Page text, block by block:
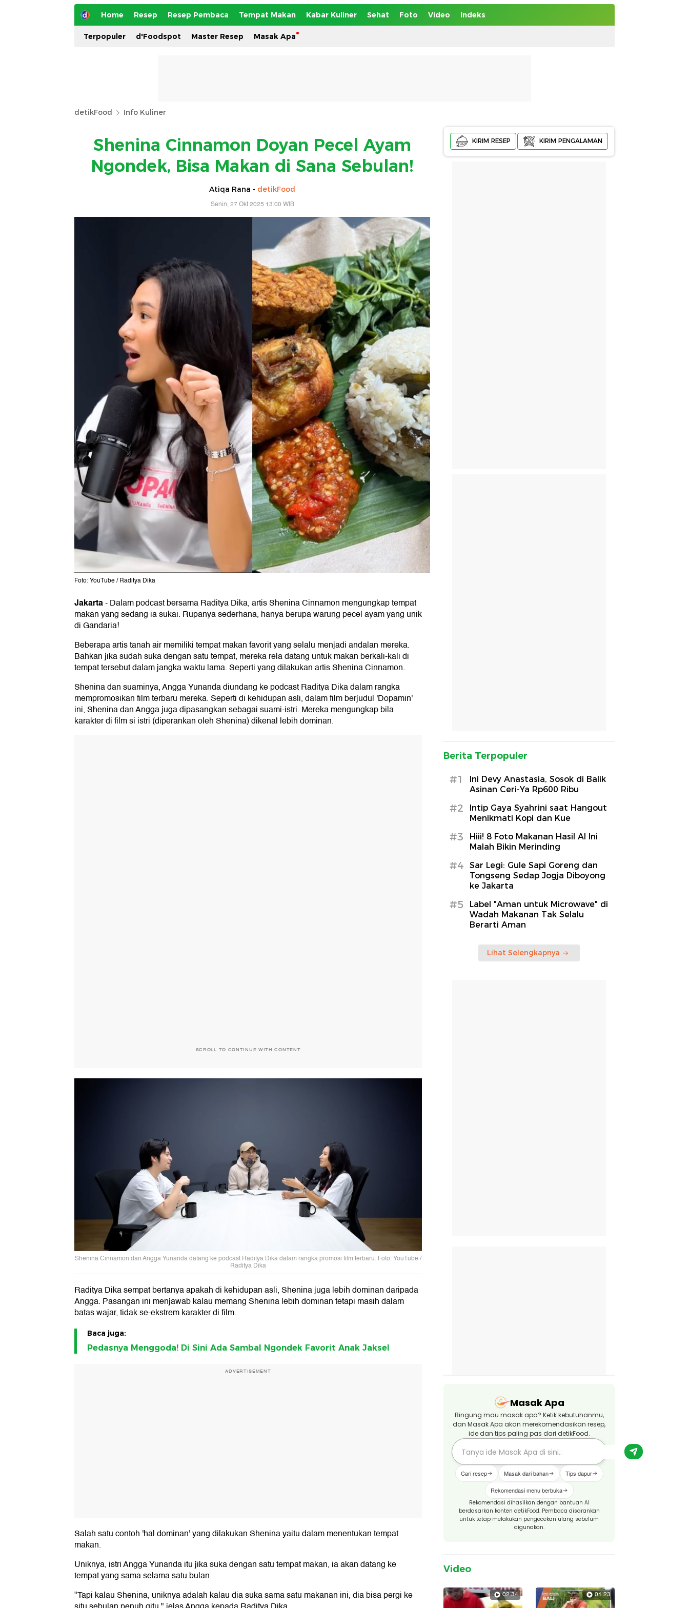
Home Resep Resep Pembaca Tempat Makan Kabar Kuliner Sehat Foto Video Indeks
Terpopuler d'Foodspot Master Resep Masak Apa
detikFood Info Kuliner
Shenina Cinnamon Doyan Pecel Ayam
Ngondek, Bisa Makan di Sana Sebulan!
Atiqa Rana - detikFood
Senin, 27 Okt 2025 13:00 WIB
Foto: YouTube / Raditya Dika
Jakarta-Dalam podcast bersama Raditya Dika, artis Shenina Cinnamon mengungkap tempat
makan yang sedang ia sukai. Rupanya sederhana, hanya berupa warung pecel ayam yang unik
di Gandaria!
Beberapa artis tanah air memiliki tempat makan favorit yang selalu menjadi andalan mereka.
Bahkan jika sudah suka dengan satu tempat, mereka rela datang untuk makan berkali-kali di
tempat tersebut dalam jangka waktu lama. Seperti yang dilakukan artis Shenina Cinnamon.
Shenina dan suaminya, Angga Yunanda diundang ke podcast Raditya Dika dalam rangka
mempromosikan film terbaru mereka. Seperti di kehidupan asli, dalam film berjudul 'Dopamin'
ini, Shenina dan Angga juga dipasangkan sebagai suami-istri. Mereka mengungkap bila
karakter di film si istri (diperankan oleh Shenina) dikenal lebih dominan.
SCROLL TO CONTINUE WITH CONTENT
Shenina Cinnamon dan Angga Yunanda datang ke podcast Raditya Dika dalam rangka promosi film terbaru. Foto: YouTube /
Raditya Dika
Raditya Dika sempat bertanya apakah di kehidupan asli, Shenina juga lebih dominan daripada
Angga. Pasangan ini menjawab kalau memang Shenina lebih dominan tetapi masih dalam
batas wajar, tidak se-ekstrem karakter di film.
Baca juga:
Pedasnya Menggoda! Di Sini Ada Sambal Ngondek Favorit Anak Jaksel
ADVERTISEMENT
Salah satu contoh 'hal dominan' yang dilakukan Shenina yaitu dalam menentukan tempat
makan.
Uniknya, istri Angga Yunanda itu jika suka dengan satu tempat makan, ia akan datang ke
tempat yang sama selama satu bulan.
"Tapi kalau Shenina, uniknya adalah kalau dia suka sama satu makanan ini, dia bisa pergi ke
KIRIM RESEP KIRIM PENGALAMAN
Berita Terpopuler
#1
Ini Devy Anastasia, Sosok di Balik
Asinan Ceri-Ya Rp600 Ribu
#2
Intip Gaya Syahrini saat Hangout
Menikmati Kopi dan Kue
#3
Hiii! 8 Foto Makanan Hasil AI Ini
Malah Bikin Merinding
#4
Sar Legi: Gule Sapi Goreng dan
Tongseng Sedap Jogja Diboyong
ke Jakarta
#5
Label "Aman untuk Microwave" di
Wadah Makanan Tak Selalu
Berarti Aman
Lihat Selengkapnya
Masak Apa
Bingung mau masak apa? Ketik kebutuhanmu,
dan Masak Apa akan merekomendasikan resep,
ide dan tips paling pas dari detikFood.
Cari resep Masak dari bahan Tips dapur
Rekomendasi menu berbuka
Rekomendasi dihasilkan dengan bantuan AI
berdasarkan konten detikFood. Pembaca disarankan
untuk tetap melakukan pengecekan ulang sebelum
digunakan.
Video
02:34 01:23